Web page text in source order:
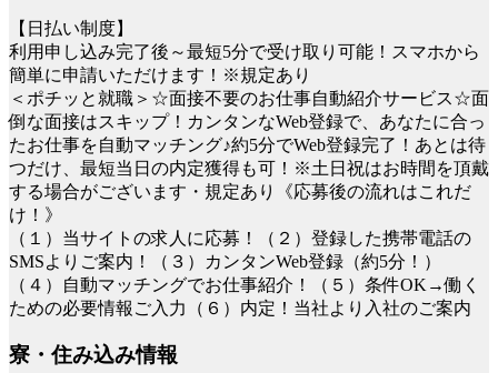
【日払い制度】
利用申し込み完了後～最短5分で受け取り可能！スマホから
簡単に申請いただけます！※規定あり
＜ポチッと就職＞☆面接不要のお仕事自動紹介サービス☆面
倒な面接はスキップ！カンタンなWeb登録で、あなたに合っ
たお仕事を自動マッチング♪約5分でWeb登録完了！あとは待
つだけ、最短当日の内定獲得も可！※土日祝はお時間を頂戴
する場合がございます・規定あり《応募後の流れはこれだ
け！》
（１）当サイトの求人に応募！（２）登録した携帯電話の
SMSよりご案内！（３）カンタンWeb登録（約5分！）
（４）自動マッチングでお仕事紹介！（５）条件OK→働く
ための必要情報ご入力（６）内定！当社より入社のご案内
寮・住み込み情報